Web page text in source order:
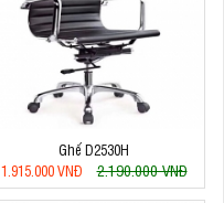
Ghế D2530H
1.915.000 VNĐ
2.190.000 VNĐ